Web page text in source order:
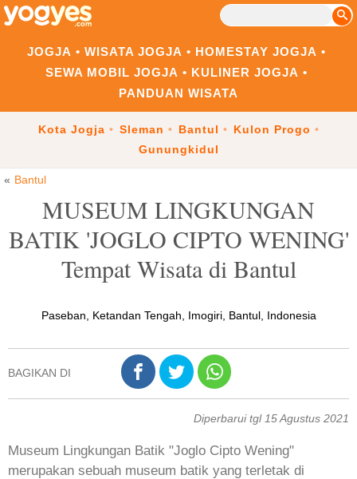
JOGJA WISATA JOGJA
HOMESTAY JOGJA
SEWA MOBIL JOGJA
KULINER JOGJA
PANDUAN WISATA
Kota Jogja Sleman Bantul
Kulon Progo
Gunungkidul
Bantul
MUSEUM LINGKUNGAN
BATIK 'JOGLO CIPTO WENING'
Tempat Wisata di Bantul
Paseban, Ketandan Tengah, Imogiri, Bantul, Indonesia
BAGIKAN DI
Diperbarui tgl 15 Agustus 2021
Museum Lingkungan Batik "Joglo Cipto Wening"
merupakan sebuah museum batik yang terletak di